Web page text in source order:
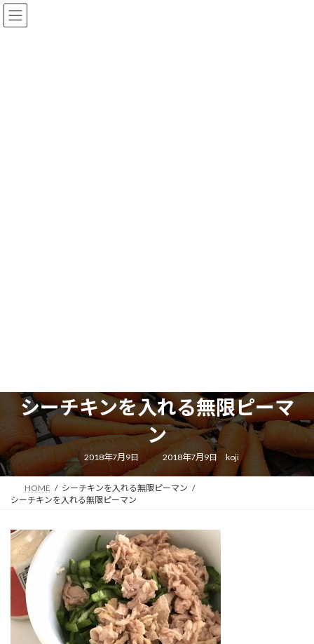
コ
ン
ナ
ビ 栽培ライフ(3181.jp) ー 野菜を育てると、感
シーチキンを入れる無限ピーマ
ン
2018年7月9日
最
新
日
2018年7月9日 koji
HOME
シーチキンを入れる無限ピーマン
シーチキンを入れる無限ピーマン